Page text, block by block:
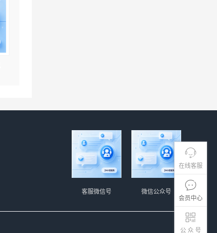
在线客服
会员中心
公 众 号
微信公众号
客服微信号